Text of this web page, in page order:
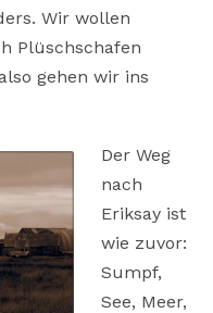
Wir wollen
Plüschschafen
gehen wir ins
Der Weg
nach
Eriksay ist
wie zuvor:
Sumpf,
See, Meer,